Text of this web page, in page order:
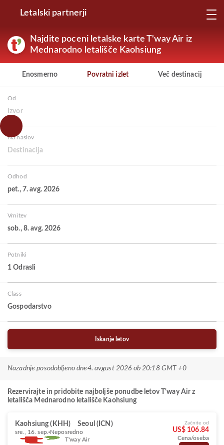
Letalski partnerji
Najdite poceni letalske karte T'way Air iz
Mednarodno letališče Kaohsiung
Enosmerno Povratni izlet Več destinacij
Od
Izvor
Na naslov
Destinacija
Odhod
pet., 7. avg. 2026
Vrnitev
sob., 8. avg. 2026
Potniki
1 Odrasli
Class
Gospodarstvo
Iskanje letov
Nazadnje posodobljeno dne4. avgust 2026 ob 20:18 GMT +0
Rezervirajte in pridobite najboljše ponudbe letov T'way Air z
letališča Mednarodno letališče Kaohsiung
Kaohsiung (KHH) Seoul (ICN)
sre., 16. sep. Neposredno
T'way Air
Začnite od
US$ 106.84
Cena/oseba